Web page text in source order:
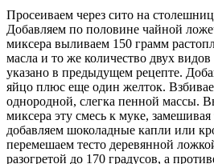
Просеиваем через сито на
Добавляем по половине чайной
миксера выливаем 150 грамм
масла и то же количество двух
указано в предыдущем рецепте.
яйцо плюс еще один желток.
однородной, слегка пенной массы.
миксера эту смесь к муке,
добавляем шоколадные капли или
перемешаем тесто деревянной
разогретой до 170 градусов, а